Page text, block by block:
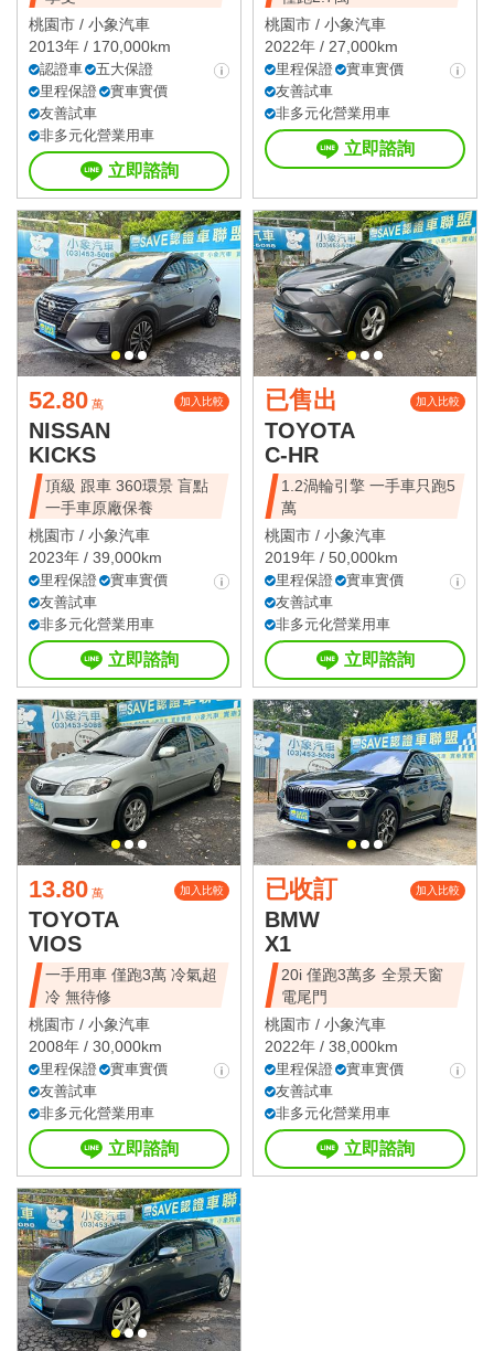
桃園市 / 小象汽車
2013年 / 170,000km
認證車
五大保證
里程保證
實車實價
友善試車
非多元化營業用車
立即諮詢
桃園市 / 小象汽車
2022年 / 27,000km
里程保證
實車實價
友善試車
非多元化營業用車
立即諮詢
52.80 萬 加入比較
NISSAN
KICKS
頂級 跟車 360環景 盲點
一手車原廠保養
桃園市 / 小象汽車
2023年 / 39,000km
里程保證
實車實價
友善試車
非多元化營業用車
立即諮詢
已售出 加入比較
TOYOTA
C-HR
1.2渦輪引擎 一手車只跑5
萬
桃園市 / 小象汽車
2019年 / 50,000km
里程保證
實車實價
友善試車
非多元化營業用車
立即諮詢
13.80 萬 加入比較
TOYOTA
VIOS
一手用車 僅跑3萬 冷氣超
冷 無待修
桃園市 / 小象汽車
2008年 / 30,000km
里程保證
實車實價
友善試車
非多元化營業用車
立即諮詢
已收訂 加入比較
BMW
X1
20i 僅跑3萬多 全景天窗
電尾門
桃園市 / 小象汽車
2022年 / 38,000km
里程保證
實車實價
友善試車
非多元化營業用車
立即諮詢